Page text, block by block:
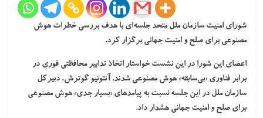
شورای امنیت سازمان ملل متحد جلسه‌ای با هدف بررسی خطرات هوش
مصنوعی برای صلح و امنیت جهانی برگزار کرد.
اعضای این شورا در این نشست خواستار اتخاذ تدابیر محافظتی فوری در
برابر فناوری «بی‌سابقه» هوش مصنوعی شدند. آنتونیو گوترش، دبیرکل
سازمان ملل در این جلسه نسبت به پیامدهای «بسیار جدی» هوش مصنوعی
برای صلح و امنیت جهانی هشدار داد.